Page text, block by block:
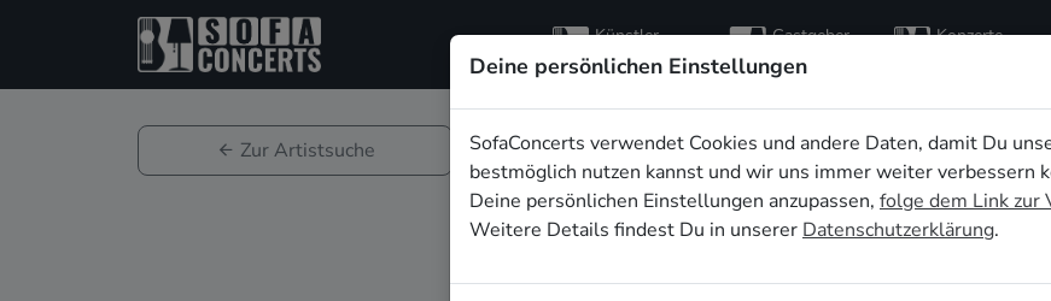
Künstler
entdecken
Gastgeber Konzerte
Zur Artistsuche
Deine persönlichen Einstellungen
SofaConcerts verwendet Cookies und andere Daten, damit Du
bestmöglich nutzen kannst und wir uns immer weiter verbessern
Deine persönlichen Einstellungen anzupassen, folge dem Link zur
Weitere Details findest Du in unserer Datenschutzerklärung.